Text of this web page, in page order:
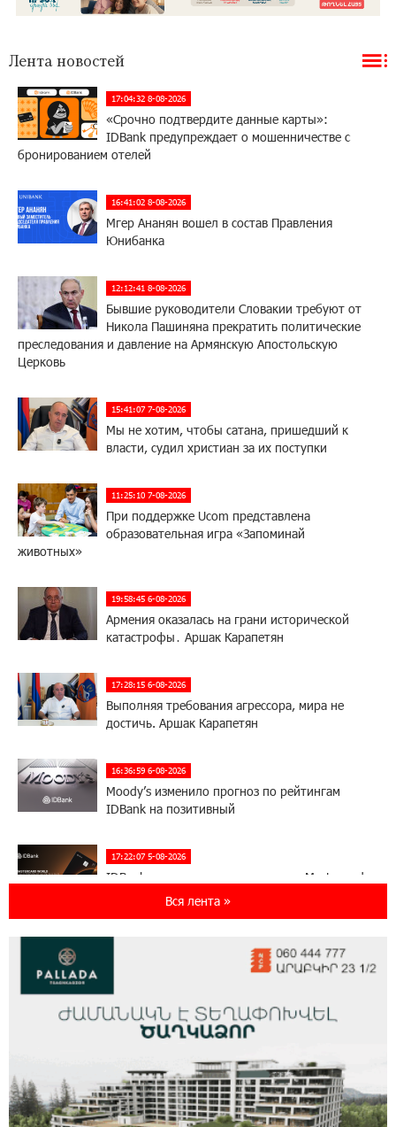
Лента новостей
17:04:32 8-08-2026
«Срочно подтвердите данные карты»:
IDBank предупреждает о мошенничестве с
бронированием отелей
16:41:02 8-08-2026
Мгер Ананян вошел в состав Правления
Юнибанка
12:12:41 8-08-2026
Бывшие руководители Словакии требуют от
Никола Пашиняна прекратить политические
преследования и давление на Армянскую Апостольскую
Церковь
15:41:07 7-08-2026
Мы не хотим, чтобы сатана, пришедший к
власти, судил христиан за их поступки
11:25:10 7-08-2026
При поддержке Ucom представлена
образовательная игра «Запоминай
животных»
19:58:45 6-08-2026
Армения оказалась на грани исторической
катастрофы․ Аршак Карапетян
17:28:15 6-08-2026
Выполняя требования агрессора, мира не
достичь. Аршак Карапетян
16:36:59 6-08-2026
Moody’s изменило прогноз по рейтингам
IDBank на позитивный
17:22:07 5-08-2026
IDBank представляет новую карту Mastercard
World с преимуществами для путешествий и
мониторинг дикой природы в Гнишике с
помощью солнечной энергии
Ucom и FPWC обеспечат круглосуточный
мониторинг дикой природы в Гнишике с
помощью солнечной энергии
Вся лента »